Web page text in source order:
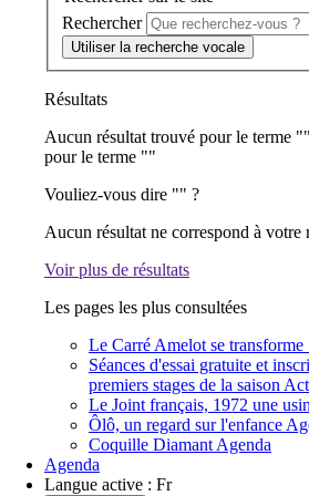
Rechercher
Utiliser la recherche vocale
Résultats
Aucun résultat trouvé pour le terme "
pour le terme ""
Vouliez-vous dire "" ?
Aucun résultat ne correspond à votre
Voir plus de résultats
Les pages les plus consultées
Le Carré Amelot se transforme
Séances d'essai gratuite et
premiers stages de la saison
Le Joint français, 1972 une
Ôlô, un regard sur l'enfance
Coquille Diamant Agenda
Agenda
Langue active : Fr